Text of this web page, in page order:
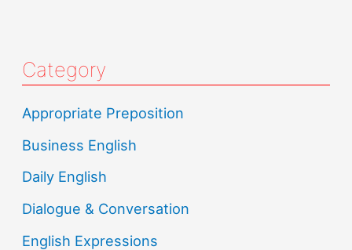
Category
Appropriate Preposition
Business English
Daily English
Dialogue & Conversation
English Expressions